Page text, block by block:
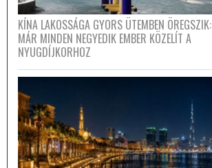
KÍNA LAKOSSÁGA GYORS ÜTEMBEN ÖREGSZIK:
MÁR MINDEN NEGYEDIK EMBER KÖZELÍT A
NYUGDÍJKORHOZ